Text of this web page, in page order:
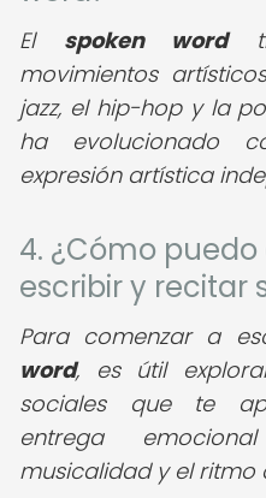
El spoken word
movimientos
jazz, el hip-hop y la
ha evolucionado
expresión artística
4. ¿Cómo
escribir y recitar
Para comenzar a
word, es útil
sociales que te
entrega
musicalidad y el ritmo